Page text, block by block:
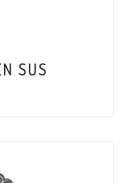
SUS